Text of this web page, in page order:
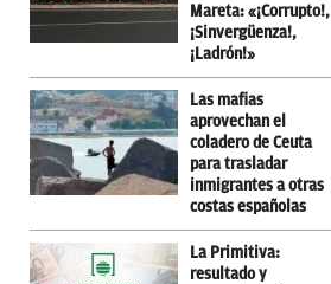
Mareta: «¡Corrupto!,
¡Sinvergüenza!,
¡Ladrón!»
Las mafias
aprovechan el
coladero de Ceuta
para trasladar
inmigrantes a otras
costas españolas
La Primitiva:
resultado y